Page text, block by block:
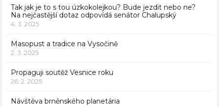
Tak jak je to s tou úzkokolejkou? Bude jezdit nebo ne?
Na nejčastější dotaz odpovídá senátor Chalupský
4. 3. 2025
Masopust a tradice na Vysočině
2. 3. 2025
Propaguji soutěž Vesnice roku
26. 2. 2025
Návštěva brněnského planetária